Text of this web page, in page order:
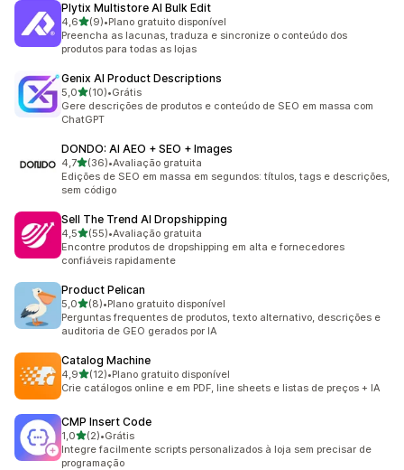
Plytix Multistore AI Bulk Edit
4,6de 5 estrelas
(9)
9 avaliações ao todo
•Plano gratuito disponível
Preencha as lacunas, traduza e sincronize o conteúdo dos
produtos para todas as lojas
Genix AI Product Descriptions
5,0de 5 estrelas
(10)
10 avaliações ao todo
•Grátis
Gere descrições de produtos e conteúdo de SEO em massa com
ChatGPT
DONDO: AI AEO + SEO + Images
4,7de 5 estrelas
(36)
36 avaliações ao todo
•Avaliação gratuita
Edições de SEO em massa em segundos: títulos, tags e descrições,
sem código
Sell The Trend AI Dropshipping
4,5de 5 estrelas
(55)
55 avaliações ao todo
•Avaliação gratuita
Encontre produtos de dropshipping em alta e fornecedores
confiáveis rapidamente
Product Pelican
5,0de 5 estrelas
(8)
8 avaliações ao todo
•Plano gratuito disponível
Perguntas frequentes de produtos, texto alternativo, descrições e
auditoria de GEO gerados por IA
Catalog Machine
4,9de 5 estrelas
(12)
12 avaliações ao todo
•Plano gratuito disponível
Crie catálogos online e em PDF, line sheets e listas de preços + IA
CMP Insert Code
1,0de 5 estrelas
(2)
2 avaliações ao todo
•Grátis
Integre facilmente scripts personalizados à loja sem precisar de
programação